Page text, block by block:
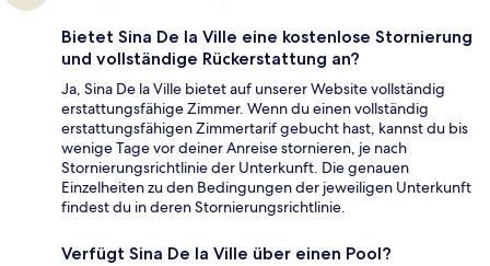
Bietet Sina De la Ville eine kostenlose Stornierung
und vollständige Rückerstattung an?
Ja, Sina De la Ville bietet auf unserer Website vollständig
erstattungsfähige Zimmer. Wenn du einen vollständig
erstattungsfähigen Zimmertarif gebucht hast, kannst du bis
wenige Tage vor deiner Anreise stornieren, je nach
Stornierungsrichtlinie der Unterkunft. Die genauen
Einzelheiten zu den Bedingungen der jeweiligen Unterkunft
findest du in deren Stornierungsrichtlinie.
Verfügt Sina De la Ville über einen Pool?